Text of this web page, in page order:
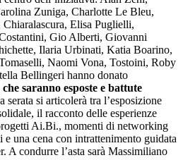
Zuniga, Charlotte Le Bleu,
Elisa Puglielli,
Gio Alberti, Giovanni
Ilaria Urbinati, Katia Boarino,
Naomi Vona, Tostoini, Roby
Bellingeri hanno donato
saranno esposte e battute
serata si articolerà tra l’esposizione
il racconto delle esperienze
Ai.Bi., momenti di networking
una cena con intrattenimento guidata
A condurre l’asta sarà Massimiliano